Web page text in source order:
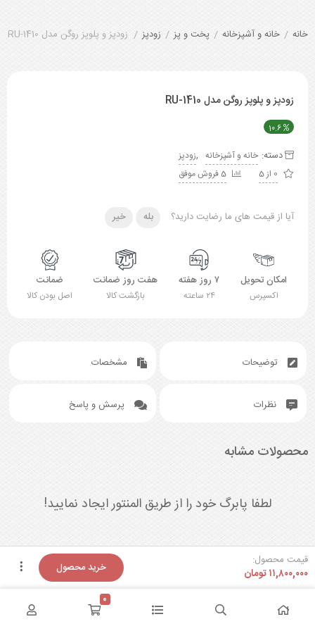
خانه / خانه و آشپزخانه / پخت و پز / زودپز / زودپز و پلوپز روگن مدل RU-1410
زودپز و پلوپز روگن مدل RU-1410
10.6
دسته: خانه و آشپزخانه ,زودپز
0 از 5
5 فروش موفق
آیا از قیمت های ما رضایت دارید؟ بله خیر
امکان تحویل
اکسپرس
۷ روز هفته
۲۴ ساعته
هفت روز ضمانت
بازگشت کالا
ضمانت
اصل بودن کالا
توضیحات مشخصات
نظرات پرسش و پاسخ
محصولات مشابه
قیمت محصول:
تومان۱۱,۸۰۰,۰۰۰ خرید محصول
لطفا پابرگ خود را از طریق المنتور ایجاد نمایید!
0